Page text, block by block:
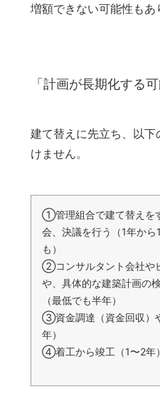
増額できない可能性もあ
「計画が長期化する
建て替えに先立ち、以
けません。
①管理組合で建て替えを
会、決議を行う（1年か
も）
②コンサルタント会社や
や、具体的な建築計画の
（最低でも半年）
③資金調達（資金回収）
年）
④着工から竣工（1〜2年）